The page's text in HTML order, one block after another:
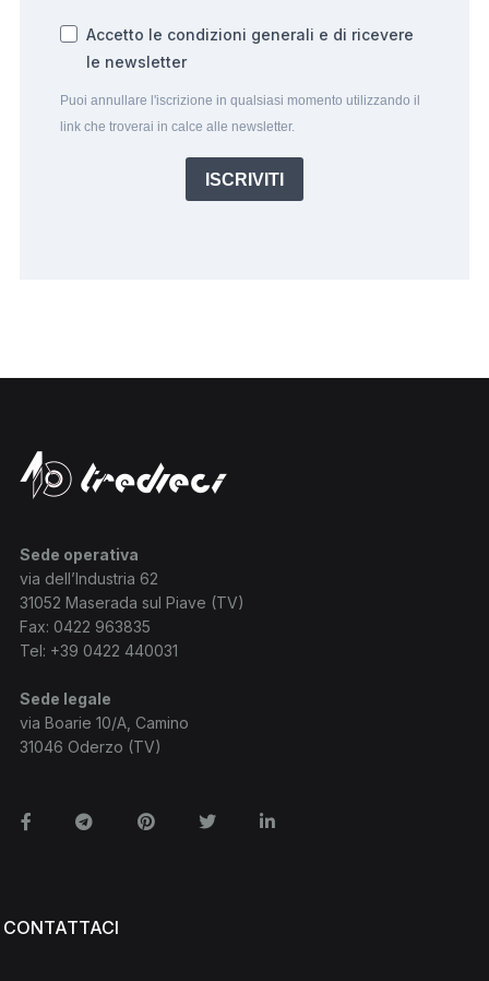
Accetto le condizioni generali e di ricevere
le newsletter
Puoi annullare l'iscrizione in qualsiasi momento utilizzando il
link che troverai in calce alle newsletter.
ISCRIVITI
Sede operativa
via dell’Industria 62
31052 Maserada sul Piave (TV)
Fax: 0422 963835
Tel: +39 0422 440031
Sede legale
via Boarie 10/A, Camino
31046 Oderzo (TV)
FacebookTelegramPinterestTwitterLinkedin
CONTATTACI